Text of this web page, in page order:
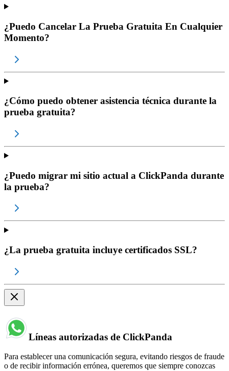
¿Puedo Cancelar La Prueba Gratuita En Cualquier
Momento?
¿Cómo puedo obtener asistencia técnica durante la
prueba gratuita?
¿Puedo migrar mi sitio actual a ClickPanda durante
la prueba?
¿La prueba gratuita incluye certificados SSL?
Líneas autorizadas de ClickPanda
Para establecer una comunicación segura, evitando riesgos de fraude
o de recibir información errónea, queremos que siempre conozcas